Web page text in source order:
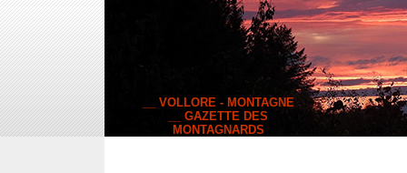
__ VOLLORE - MONTAGNE
__ GAZETTE DES
MONTAGNARDS